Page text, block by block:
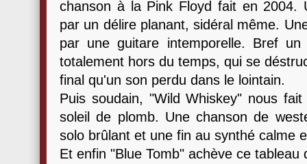
chanson à la Pink Floyd fait en 2004.
par un délire planant, sidéral même.
par une guitare intemporelle. Bref
totalement hors du temps, qui se
final qu'un son perdu dans le lointain.
Puis soudain, "Wild Whiskey" nous
soleil de plomb. Une chanson de
solo brûlant et une fin au synthé calme
Et enfin "Blue Tomb" achève ce tableau